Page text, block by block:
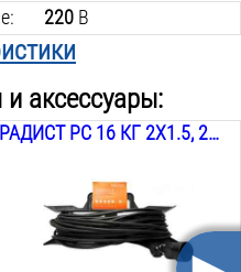
220В
да
50Л
15.4кг
аксессуары:
РАДИСТ РС 16 КГ 2Х1.5, 25М